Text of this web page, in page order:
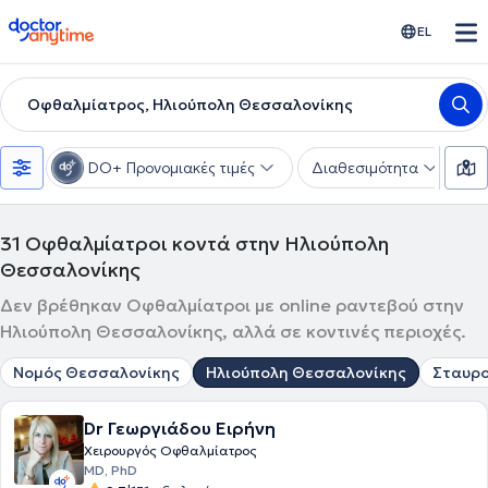
doctoranytime EL
Οφθαλμίατρος, Ηλιούπολη Θεσσαλονίκης
DO+ Προνομιακές τιμές Διαθεσιμότητα
31 Οφθαλμίατροι κοντά στην Ηλιούπολη
Θεσσαλονίκης
Δεν βρέθηκαν Οφθαλμίατροι με online ραντεβού στην
Ηλιούπολη Θεσσαλονίκης, αλλά σε κοντινές περιοχές.
Νομός Θεσσαλονίκης Ηλιούπολη Θεσσαλονίκης
Dr Γεωργιάδου Ειρήνη
Χειρουργός Οφθαλμίατρος
MD, PhD